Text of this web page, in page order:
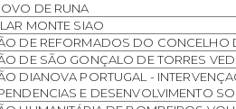
DE RUNA
MONTE SIAO
DE REFORMADOS DO CONCELHO
DE SÃO GONÇALO DE TORRES
DIANOVA PORTUGAL -
E DESENVOLVIMENTO